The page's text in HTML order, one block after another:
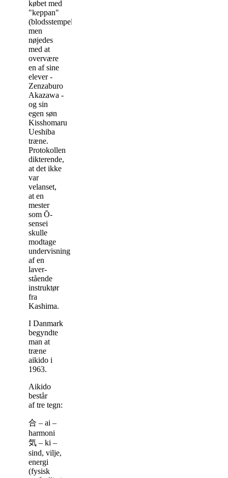
købet med
"keppan"
(blodsstempel),
men
nøjedes
med at
overvære
en af sine
elever -
Zenzaburo
Akazawa -
og sin
egen søn
Kisshomaru
Ueshiba
træne.
Protokollen
dikterende,
at det ikke
var
velanset,
at en
mester
som Ō-
sensei
skulle
modtage
undervisning
af en
laver-
stående
instruktør
fra
Kashima.
I Danmark
begyndte
man at
træne
aikido i
1963.
Aikido
består
aftre tegn:
合 – ai –
harmoni
気 – ki –
sind, vilje,
energi
(fysisk